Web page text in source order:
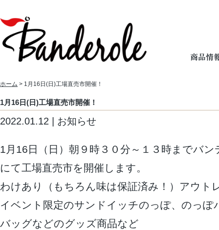
ホーム > 1月16日(日)工場直売市開催！
1月16日(日)工場直売市開催！
2022.01.12 | お知らせ
1月16日（日）朝９時３０分～１３時までバ
にて工場直売市を開催します。
わけあり（もちろん味は保証済み！）アウト
イベント限定のサンドイッチのっぽ、のっぽ
バッグなどのグッズ商品など